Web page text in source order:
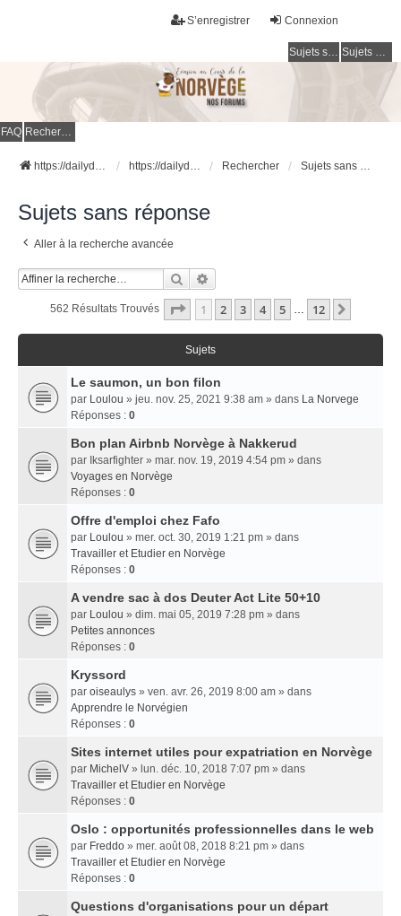
Connexion
S’enregistrer
Sujets sans réponse Sujets actifs
FAQ Rechercher
https://dailydigesthub.com https://dailydigesthub.com Rechercher Sujets sans réponse
Sujets sans réponse
Aller à la recherche avancée
Rechercher
562 Résultats Trouvés Page 1Sur
1 2 3 4 5 … 12
Sujets
Le saumon, un bon filon
par Loulou » jeu. nov. 25, 2021 9:38 am » dans La Norvege
Réponses : 0
Bon plan Airbnb Norvège à Nakkerud
par Iksarfighter » mar. nov. 19, 2019 4:54 pm » dans
Voyages en Norvège
Réponses : 0
Offre d'emploi chez Fafo
par Loulou » mer. oct. 30, 2019 1:21 pm » dans
Travailler et Etudier en Norvège
Réponses : 0
A vendre sac à dos Deuter Act Lite 50+10
par Loulou » dim. mai 05, 2019 7:28 pm » dans
Petites annonces
Réponses : 0
Kryssord
par oiseaulys » ven. avr. 26, 2019 8:00 am » dans
Apprendre le Norvégien
Réponses : 0
Sites internet utiles pour expatriation en Norvège
par MichelV » lun. déc. 10, 2018 7:07 pm » dans
Travailler et Etudier en Norvège
Réponses : 0
Oslo : opportunités professionnelles dans le web
par Freddo » mer. août 08, 2018 8:21 pm » dans
Travailler et Etudier en Norvège
Réponses : 0
Questions d'organisations pour un départ